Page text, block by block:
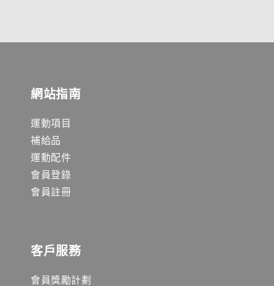
網站指南
運動項目
補給品
運動配件
會員登錄
會員註冊
客戶服務
會員獎勵計劃